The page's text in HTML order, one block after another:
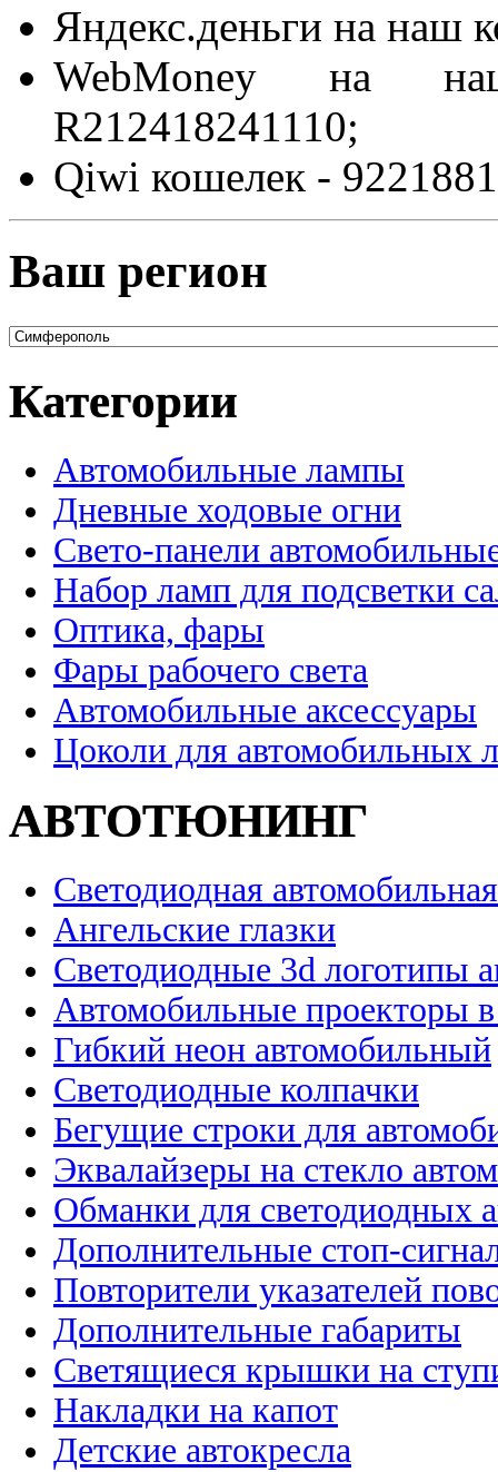
Яндекс.деньги на наш
WebMoney на
R212418241110;
Qiwi кошелек -
Ваш регион
Категории
Автомобильные лампы
Дневные ходовые огни
Свето-панели
Набор ламп для подсветки
Оптика, фары
Фары рабочего света
Автомобильные аксессуары
Цоколи для автомобильных
АВТОТЮНИНГ
Светодиодная
Ангельские глазки
Светодиодные 3d логотипы
Автомобильные проекторы
Гибкий неон автомобильный
Светодиодные колпачки
Бегущие строки для
Эквалайзеры на стекло
Обманки для светодиодных
Дополнительные стоп-
Повторители указателей
Дополнительные габариты
Светящиеся крышки на
Накладки на капот
Детские автокресла